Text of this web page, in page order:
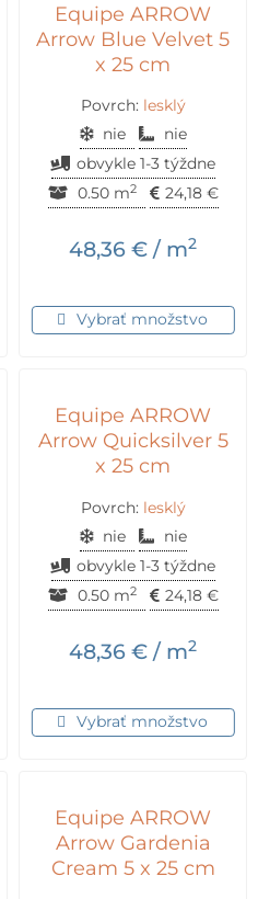
Equipe ARROW
Arrow Blue Velvet 5
x 25 cm
Povrch: lesklý
nie
nie
obvykle 1-3 týždne
0.50 m2 24,18 €
48,36 € / m2
Vybrať množstvo
Equipe ARROW
Arrow Quicksilver 5
x 25 cm
Povrch: lesklý
nie
nie
obvykle 1-3 týždne
0.50 m2 24,18 €
48,36 € / m2
Vybrať množstvo
Equipe ARROW
Arrow Gardenia
Cream 5 x 25 cm